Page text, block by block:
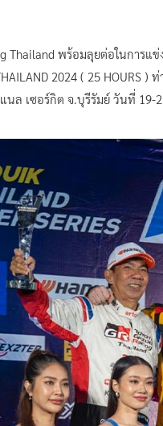
Thailand พร้อมลุยต่อในการ
2024 ( 25
นล เซอร์กิต จ.บุรีรัมย์ วันที่ 19-